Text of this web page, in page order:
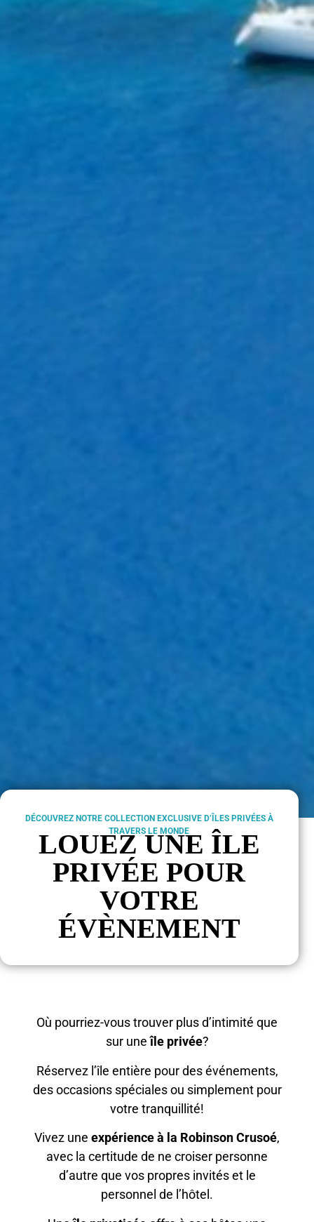
DÉCOUVREZ NOTRE COLLECTION EXCLUSIVE D’ÎLES PRIVÉES À
TRAVERS LE MONDE
LOUEZ UNE ÎLE
PRIVÉE POUR
VOTRE
ÉVÈNEMENT
Où pourriez-vous trouver plus d’intimité que
sur uneîle privée?
Réservez l’île entière pour des événements,
des occasions spéciales ou simplement pour
votre tranquillité!
Vivez une expérience à la Robinson Crusoé,
avec la certitude de ne croiser personne
d’autre que vos propres invités et le
personnel de l’hôtel.